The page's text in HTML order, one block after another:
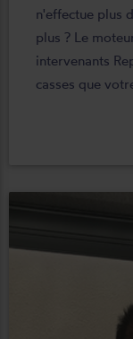
n'effectue plus
plus ? Le
intervenants
casses que